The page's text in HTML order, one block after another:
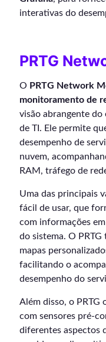
interativas do
PRTG
O PRTG Network
monitoramento de
visão abrangente
de TI. Ele permite
desempenho de
nuvem,
RAM, tráfego de
Uma das principais
fácil de usar, que
com informações
do sistema. O
mapas
facilitando o
desempenho do
Além disso, o PRTG
com sensores pré-
diferentes aspectos